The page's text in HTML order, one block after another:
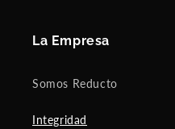
La Empresa
Somos Reducto
Integridad